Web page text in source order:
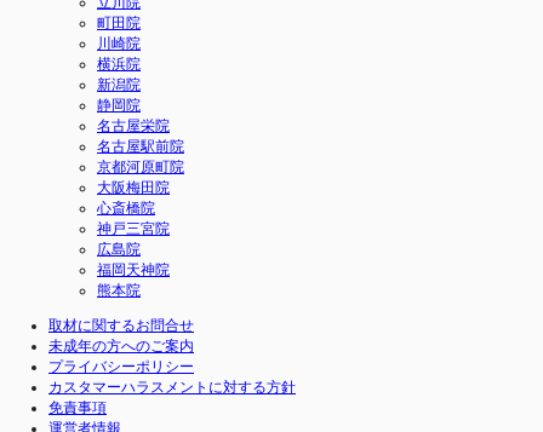
町田院
川崎院
横浜院
新潟院
静岡院
名古屋栄院
名古屋駅前院
京都河原町院
大阪梅田院
心斎橋院
神戸三宮院
広島院
福岡天神院
熊本院
取材に関するお問合せ
未成年の方へのご案内
プライバシーポリシー
カスタマーハラスメントに対する方針
免責事項
運営者情報